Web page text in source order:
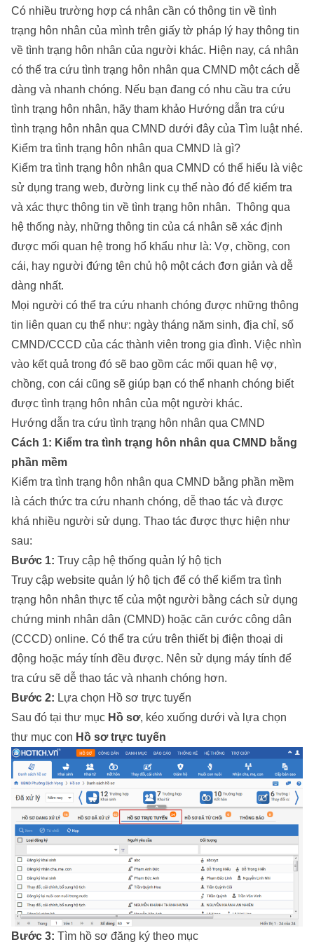
Có nhiều trường hợp cá nhân cần có thông tin về tình
trạng hôn nhân của mình trên giấy tờ pháp lý hay thông tin
về tình trạng hôn nhân của người khác. Hiện nay, cá nhân
có thể tra cứu tình trạng hôn nhân qua CMND một cách dễ
dàng và nhanh chóng. Nếu bạn đang có nhu cầu tra cứu
tình trạng hôn nhân, hãy tham khảo Hướng dẫn tra cứu
tình trạng hôn nhân qua CMND dưới đây của Tìm luậtnhé.
Kiểm tra tình trạng hôn nhân qua CMND là gì?
Kiểm tra tình trạng hôn nhân qua CMND có thể hiểu là việc
sử dụng trang web, đường link cụ thể nào đó để kiểm tra
và xác thực thông tin về tình trạng hôn nhân. Thông qua
hệ thống này, những thông tin của cá nhân sẽ xác định
được mối quan hệ trong hổ khẩu như là: Vợ, chồng, con
cái, hay người đứng tên chủ hộ một cách đơn giản và dễ
dàng nhất.
Mọi người có thể tra cứu nhanh chóng được những thông
tin liên quan cụ thể như: ngày tháng năm sinh, địa chỉ, số
CMND/CCCD của các thành viên trong gia đình. Việc nhìn
vào kết quả trong đó sẽ bao gồm các mối quan hệ vợ,
chồng, con cái cũng sẽ giúp bạn có thể nhanh chóng biết
được tình trạng hôn nhân của một người khác.
Hướng dẫn tra cứu tình trạng hôn nhân qua CMND
Cách 1: Kiểm tra tình trạng hôn nhân qua CMND bằng
phần mềm
Kiểm tra tình trạng hôn nhân qua CMND bằng phần mềm
là cách thức tra cứu nhanh chóng, dễ thao tác và được
khá nhiều người sử dụng. Thao tác được thực hiện như
sau:
Bước 1: Truy cập hệ thống quản lý hộ tịch
Truy cập website quản lý hộ tịch để có thể kiểm tra tình
trạng hôn nhân thực tế của một người bằng cách sử dụng
chứng minh nhân dân (CMND) hoặc căn cước công dân
(CCCD) online. Có thể tra cứu trên thiết bị điện thoại di
động hoặc máy tính đều được. Nên sử dụng máy tính để
tra cứu sẽ dễ thao tác và nhanh chóng hơn.
Bước 2: Lựa chọn Hồ sơ trực tuyến
Sau đó tại thư mục Hồ sơ, kéo xuống dưới và lựa chọn
thư mục con Hồ sơ trực tuyến
Bước 3: Tìm hồ sơ đăng ký theo mục